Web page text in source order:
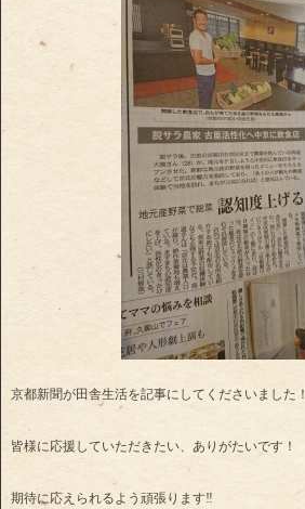
京都新聞が田舎生活を記事にしてくださいました！
皆様に応援していただきたい、ありがたいです！
期待に応えられるよう頑張ります‼